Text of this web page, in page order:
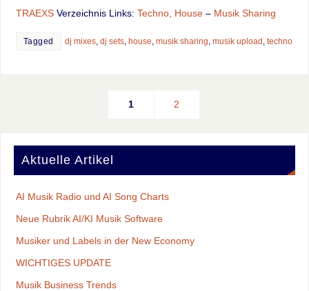
TRAEXSVerzeichnis Links: Techno, House– Musik Sharing
Tagged dj mixes, dj sets, house, musik sharing, musik upload , techno
1 2
Aktuelle Artikel
AI Musik Radio und AI Song Charts
Neue Rubrik AI/KI Musik Software
Musiker und Labels in der New Economy
WICHTIGES UPDATE
Musik Business Trends